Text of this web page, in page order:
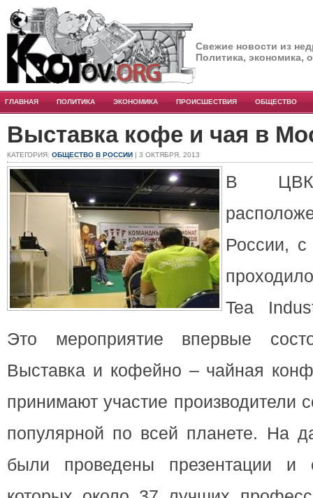
Свежие новости из
Политика, экономика,
ГЛАВНАЯ ПОЛИТИКА ЭКОНОМИКА ПРОИСШЕСТВИЯ ОБЩЕСТВО
Выставка кофе и чая в
КАТЕГОРИЯ: ОБЩЕСТВО В РОССИИ | 3 ОКТЯБРЯ, 2013
В ЦВК
России,
Tea
Это мероприятие впервые
Выставка и кофейно – чайная
принимают участие производители
популярной по всей планете. На
были проведены презентации